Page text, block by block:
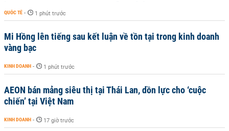
QUỐC TẾ - 1 phút trước
Mi Hồng lên tiếng sau kết luận về tồn tại trong kinh doanh
vàng bạc
KINH DOANH - 1 phút trước
AEON bán mảng siêu thị tại Thái Lan, dồn lực cho ‘cuộc
chiến’ tại Việt Nam
KINH DOANH - 17 giờ trước